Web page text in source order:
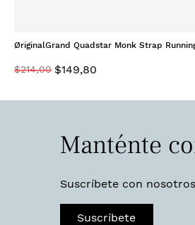
ØriginalGrand Quadstar Monk Strap
$214,00 $149,80
Manténte
Suscríbete con
Suscríbete